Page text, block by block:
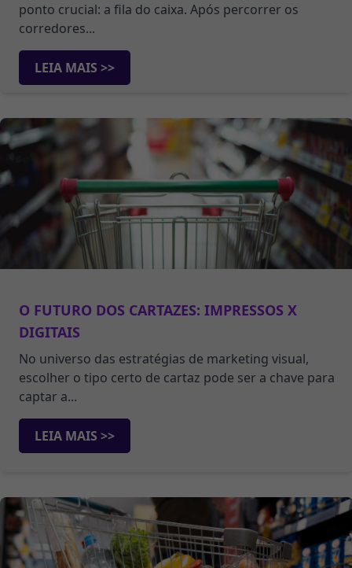
ponto crucial: a fila do caixa. Após percorrer os
corredores...
LEIA MAIS >>
O FUTURO DOS CARTAZES: IMPRESSOS X
DIGITAIS
No universo das estratégias de marketing visual,
escolher o tipo certo de cartaz pode ser a chave para
captar a...
LEIA MAIS >>